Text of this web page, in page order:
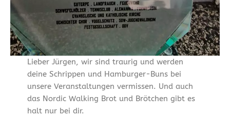
Lieber Jürgen, wir sind traurig und werden
deine Schrippen und Hamburger-Buns bei
unsere Veranstaltungen vermissen. Und auch
das Nordic Walking Brot und Brötchen gibt es
halt nur bei dir.